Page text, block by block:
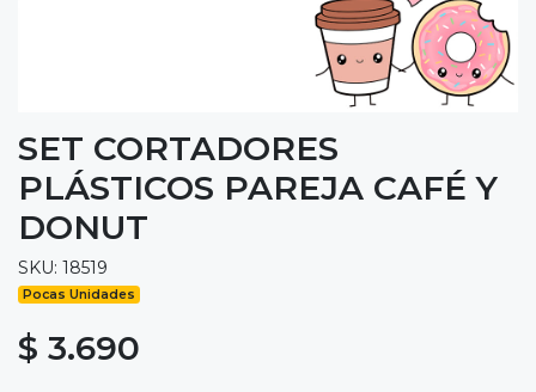
SET CORTADORES
PLÁSTICOS PAREJA CAFÉ Y
DONUT
SKU: 18519
Pocas Unidades
$ 3.690